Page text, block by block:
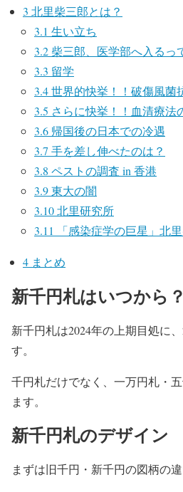
3 北里柴三郎とは？
3.1 生い立ち
3.2柴三郎、医学部へ入るっ
3.3 留学
3.4世界的快挙！！破傷風菌
3.5 さらに快挙！！血清療法
3.6 帰国後の日本での冷遇
3.7 手を差し伸べたのは？
3.8 ペストの調査 in 香港
3.9東大の闇
3.10北里研究所
3.11
「感染症学の巨星」北
4 まとめ
新千円札はいつから？
新千円札は2024年の上期目処に
す。
千円札だけでなく、一万円札・
ます。
新千円札のデザイン
まずは旧千円・新千円の図柄の